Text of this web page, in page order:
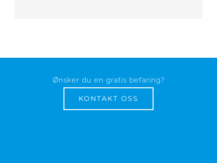
Ønsker du en gratis befaring?
KONTAKT OSS